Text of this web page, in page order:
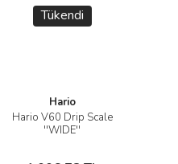
Tükendi
Hario
Hario V60 Drip Scale
''WIDE''
İncele